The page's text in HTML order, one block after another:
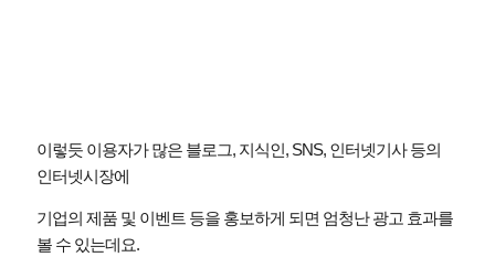
이렇듯 이용자가 많은 블로그, 지식인 , SNS, 인터넷기사 등의
인터넷시장에
기업의 제품 및 이벤트 등을 홍보하게 되면 엄청난 광고 효과를
볼 수 있는데요.